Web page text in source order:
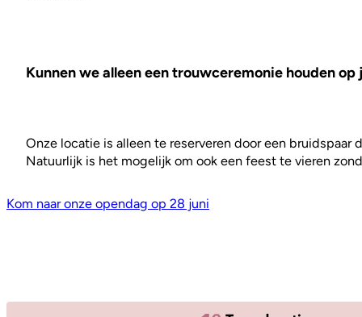
Kunnen we alleen een trouwceremonie houden op
Onze locatie is alleen te reserveren door een
Natuurlijk is het mogelijk om ook een feest te vieren
Kom naar onze opendag op 28 juni